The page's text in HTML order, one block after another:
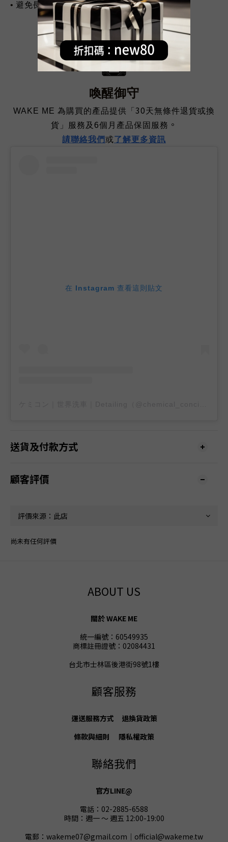
• 避免長時間浸泡清潔力強的洗劑。
喚醒御守
WAKE ME 為購買的產品提供「 30天無條件退貨或換
貨」服務及 6個月產品保固服務 。
請聯絡我們或了解更多資訊
在 Instagram 查看這則貼文
送貨及付款方式
顧客評價
尚未有任何評價
ABOUT US
關於 WAKE ME
統一編號：60549935
商標註冊證號：02084431
台北市士林區後港街98號1樓
顧客服務
運送服務方式 退換貨政策
條款與細則
隱私權政策
聯絡我們
官方LINE@
電話：02-2885-6588
時間：週一 ～ 週五 12:00-19:00
電郵：wakeme07@gmail.com｜official@wakeme.tw